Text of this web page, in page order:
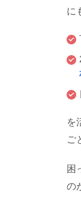
に
を
ご
困
の